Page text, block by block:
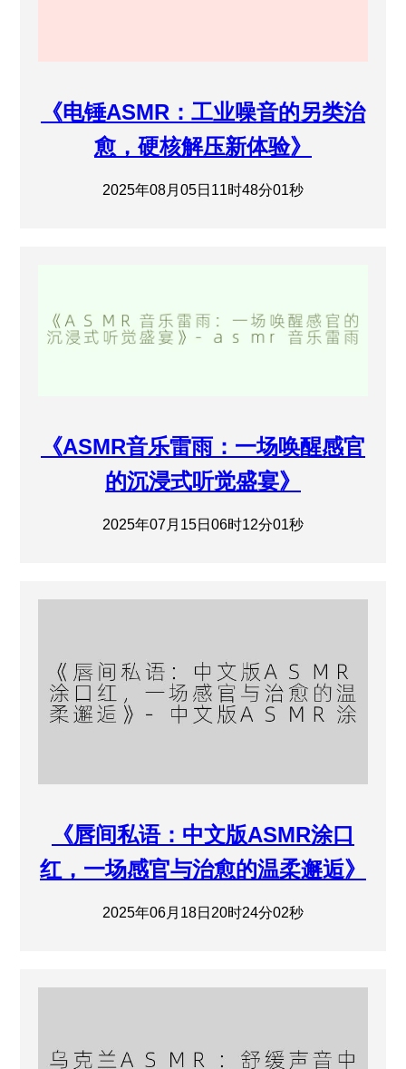
《电锤ASMR：工业噪音的另类治
愈，硬核解压新体验》
2025年08月05日11时48分01秒
《ASMR音乐雷雨：一场唤醒感官
的沉浸式听觉盛宴》
2025年07月15日06时12分01秒
《唇间私语：中文版ASMR涂口
红，一场感官与治愈的温柔邂逅》
2025年06月18日20时24分02秒